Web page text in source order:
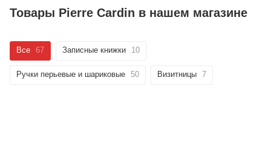
Товары Pierre Cardin в нашем магазине
Все 67 Записные книжки 10
Ручки перьевые и шариковые 50 Визитницы 7